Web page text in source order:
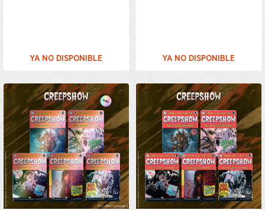
YA NO DISPONIBLE YA NO DISPONIBLE